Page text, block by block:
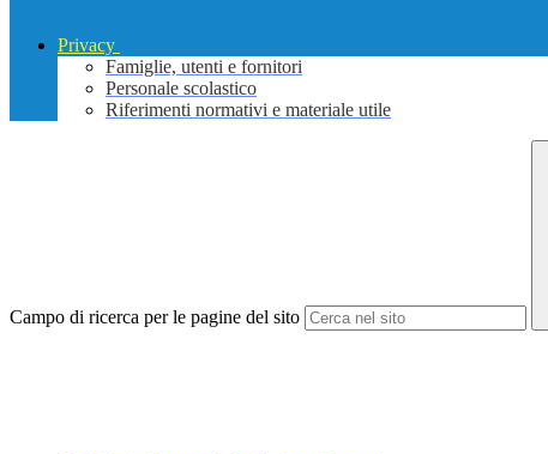
Privacy
Famiglie, utenti e fornitori
Personale scolastico
Riferimenti normativi e materiale utile
Campo di ricerca per le pagine del sito